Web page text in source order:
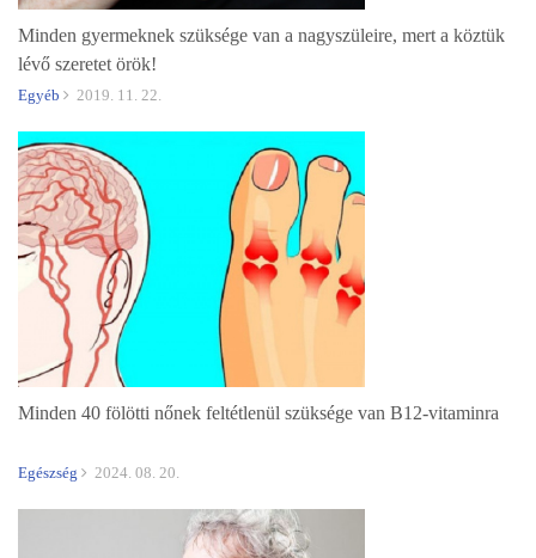
Minden gyermeknek szüksége van a nagyszüleire, mert a köztük
lévő szeretet örök!
Egyéb 2019. 11. 22.
Minden 40 fölötti nőnek feltétlenül szüksége van B12-vitaminra
Egészség 2024. 08. 20.